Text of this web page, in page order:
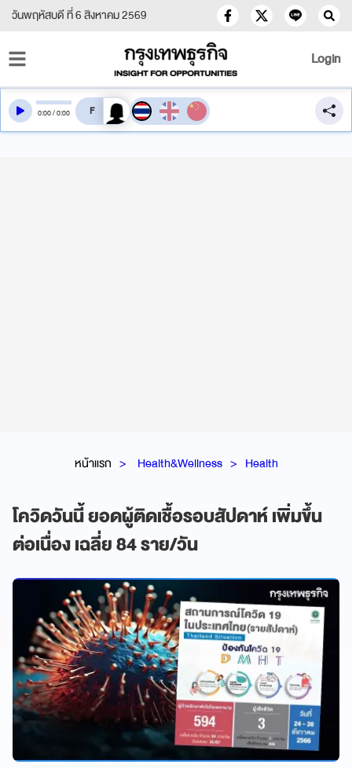
วันพฤหัสบดี ที่ 6 สิงหาคม 2569
Login
หน้าแรก Health&Wellness Health
โควิดวันนี้ ยอดผู้ติดเชื้อรอบสัปดาห์ เพิ่มขึ้น
ต่อเนื่อง เฉลี่ย 84 ราย/วัน
0:00/0:00 สลับเสียงอ่าน